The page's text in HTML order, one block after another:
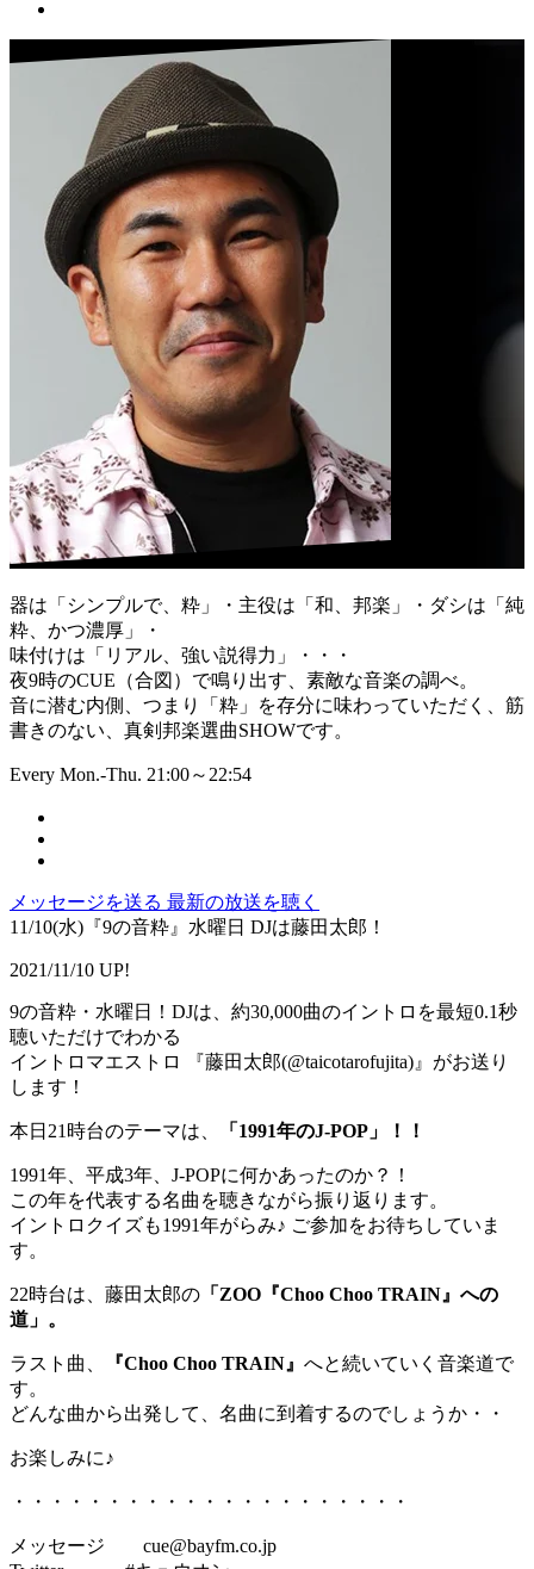
器は「シンプルで、粋」・主役は「和、邦楽」・ダシは「純
粋、かつ濃厚」・
味付けは「リアル、強い説得力」・・・
夜9時のCUE（合図）で鳴り出す、素敵な音楽の調べ。
音に潜む内側、つまり「粋」を存分に味わっていただく、筋
書きのない、真剣邦楽選曲SHOWです。
Every Mon.-Thu. 21:00～22:54
メッセージを送る 最新の放送を聴く
11/10(水)『9の音粋』水曜日 DJは藤田太郎！
2021/11/10 UP!
9の音粋・水曜日！DJは、約30,000曲のイントロを最短0.1秒
聴いただけでわかる
イントロマエストロ 『藤田太郎(@taicotarofujita)』がお送り
します！
本日21時台のテーマは、 「1991年のJ-POP」！！
1991年、平成3年、J-POPに何かあったのか？！
この年を代表する名曲を聴きながら振り返ります。
イントロクイズも1991年がらみ♪ ご参加をお待ちしていま
す。
22時台は、藤田太郎の 「ZOO『Choo Choo TRAIN』への
道」。
ラスト曲、 『Choo Choo TRAIN』 へと続いていく音楽道で
す。
どんな曲から出発して、名曲に到着するのでしょうか・・
お楽しみに♪
・・・・・・・・・・・・・・・・・・・・・
メッセージ cue@bayfm.co.jp